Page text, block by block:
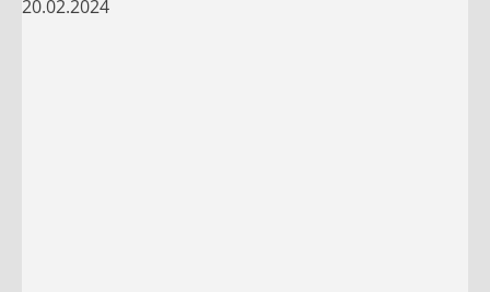
20.02.2024